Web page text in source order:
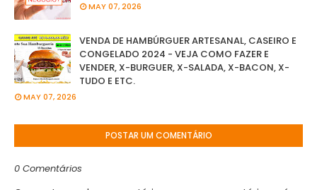
MAY 07, 2026
VENDA DE HAMBÚRGUER ARTESANAL, CASEIRO E
CONGELADO 2024 - VEJA COMO FAZER E
VENDER, X-BURGUER, X-SALADA, X-BACON, X-
TUDO E ETC.
MAY 07, 2026
POSTAR UM COMENTÁRIO
0 Comentários